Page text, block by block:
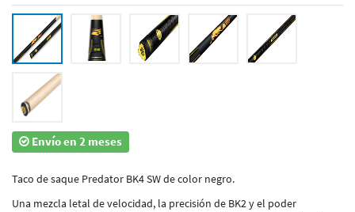
Envío en 2 meses
Taco de saque Predator BK4 SW de color negro.
Una mezcla letal de velocidad, la precisión de BK2 y el poder